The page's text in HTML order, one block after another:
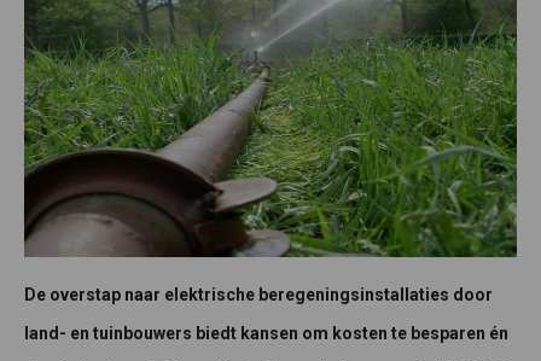
De overstap naar elektrische beregeningsinstallaties door
land- en tuinbouwers biedt kansen om kosten te besparen én